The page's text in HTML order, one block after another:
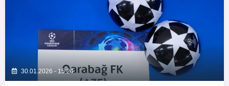
30.01.2026 - 15:24